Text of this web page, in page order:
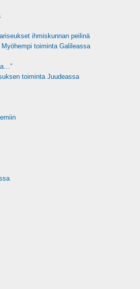
ihmiskunnan peilinä
toiminta Galileassa
toiminta Juudeassa